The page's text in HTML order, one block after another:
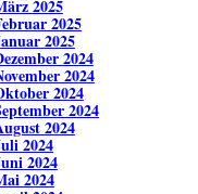
2025
2025
2025
2024
2024
2024
2024
2024
2024
2024
2024